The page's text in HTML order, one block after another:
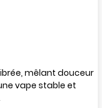
mêlant douceur
vape stable et